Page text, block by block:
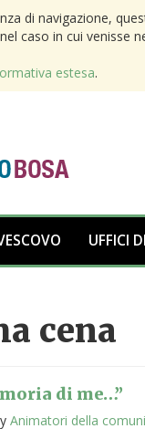
di navigazione,
caso in cui venisse
estesa.
UFFICI
cena
di me…”
Animatori della